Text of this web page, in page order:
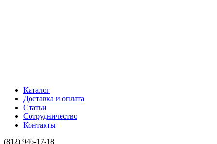
Каталог
Доставка и оплата
Статьи
Сотрудничество
Контакты
(812) 946-17-18